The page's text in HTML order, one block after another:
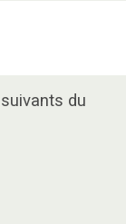
du